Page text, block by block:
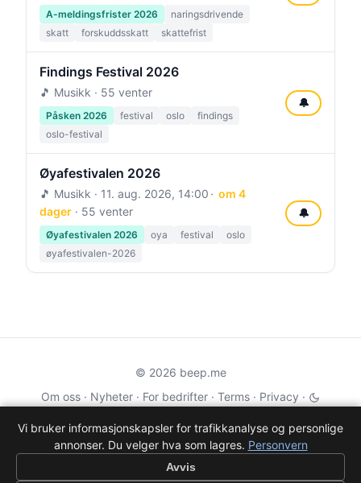
A-meldingsfrister 2026
naringsdrivende
skatt
forskuddsskatt skattefrist
Findings Festival 2026
🎵 Musikk · 55 venter
Påsken 2026 festival oslo
findings
oslo-festival
🔔
Øyafestivalen 2026
🎵 Musikk · 11. aug. 2026, 14:00
om 4
dager · 55 venter
Øyafestivalen 2026 oya festival
oslo
øyafestivalen-2026
🔔
© 2026 beep.me
Om oss · Nyheter · For bedrifter · Terms · Privacy ·
·Wikidata·OMDb
Data from TMDB, Wikidata & OMDb. Not endorsed or certified by these
services.
Vi bruker informasjonskapsler for trafikkanalyse og personlige
annonser. Du velger hva som lagres. Personvern
Avvis